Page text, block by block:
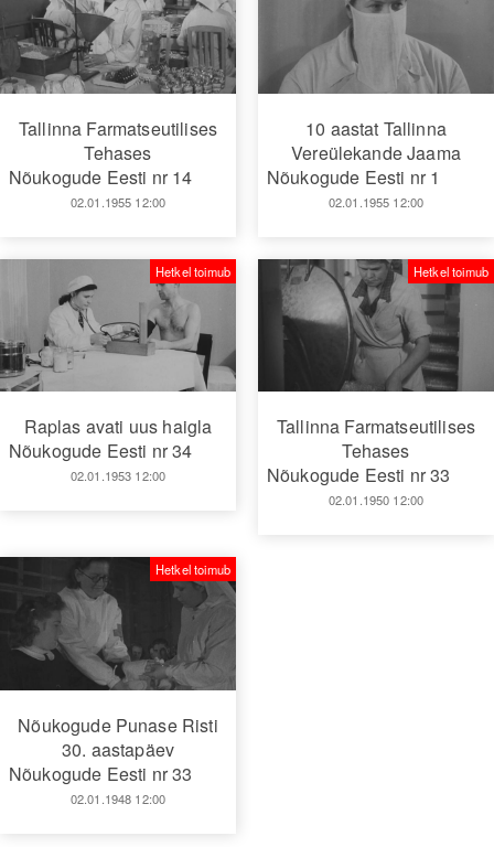
Tallinna Farmatseutilises
Tehases
Nõukogude Eesti nr 14
02.01.1955 12:00
10 aastat Tallinna
Vereülekande Jaama
Nõukogude Eesti nr 1
02.01.1955 12:00
Raplas avati uus haigla
Nõukogude Eesti nr 34
02.01.1953 12:00
Hetkel toimub
Tallinna Farmatseutilises
Tehases
Nõukogude Eesti nr 33
02.01.1950 12:00
Hetkel toimub
Nõukogude Punase Risti
30. aastapäev
Nõukogude Eesti nr 33
02.01.1948 12:00
Hetkel toimub